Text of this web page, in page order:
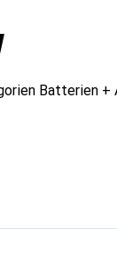
Batterien +